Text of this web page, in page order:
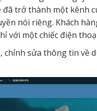
trở thành một kênh
nói riêng. Khách
với một chiếc điện
chỉnh sửa thông tin về